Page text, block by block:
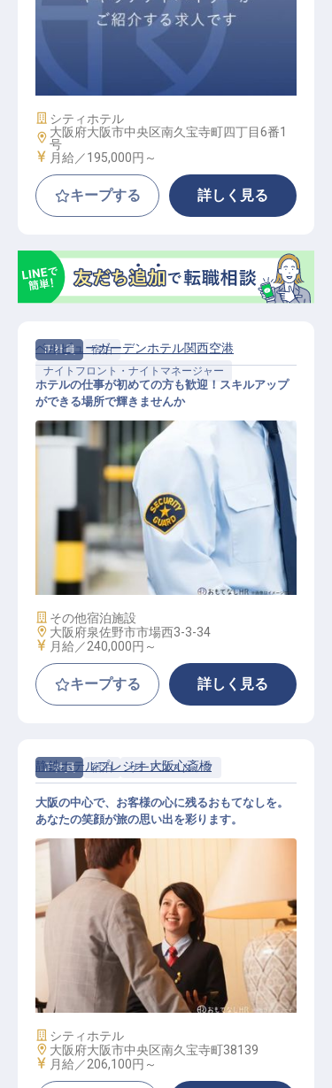
ホテルフロントスタッフ
施設業態
シティホテル
勤務地
大阪府大阪市中央区南久宝寺町四丁目6番1
号
給与
月給／195,000円～
キープする 詳しく見る
正社員
宿泊
ナイトフロント・ナイトマネージャー
ナイトフロント
ベルビューガーデンホテル関西空港
ホテルの仕事が初めての方も歓迎！スキルアップ
ができる場所で輝きませんか
施設業態
その他宿泊施設
勤務地
大阪府泉佐野市市場西3-3-34
給与
月給／240,000円～
キープする 詳しく見る
正社員 宿泊 サービススタッフ
フロントスタッフ
静鉄ホテルプレジオ 大阪心斎橋
大阪の中心で、お客様の心に残るおもてなしを。
あなたの笑顔が旅の思い出を彩ります。
施設業態
シティホテル
勤務地
大阪府大阪市中央区南久宝寺町38139
給与
月給／206,100円～